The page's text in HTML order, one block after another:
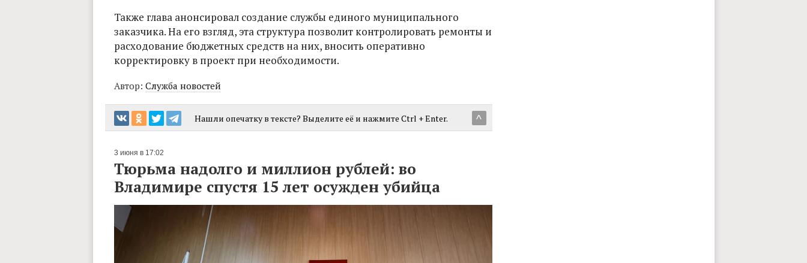
Также глава анонсировал создание службы единого муниципального
заказчика. На его взгляд, эта структура позволит контролировать ремонты и
расходование бюджетных средств на них, вносить оперативно
корректировку в проект при необходимости.
Автор: Служба новостей
^
Нашли опечатку в тексте? Выделите её и нажмите Ctrl + Enter.
3 июня в 17:02
Тюрьма надолго и миллион рублей: во
Владимире спустя 15 лет осужден убийца